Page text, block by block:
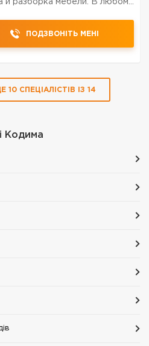
и разборка мебели. В любом
ПОДЗВОНІТЬ МЕНІ
10 СПЕЦІАЛІСТІВ ІЗ 14
Кодима